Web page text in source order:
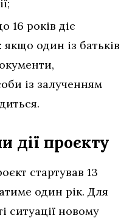
16 років діє
один із батьків
із залученням
дії проєкту
стартував 13
один рік. Для
ситуації новому